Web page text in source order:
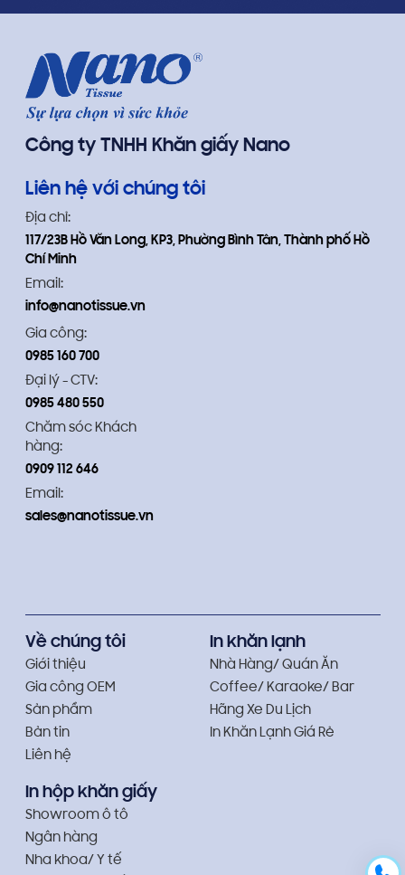
Công ty TNHH Khăn giấy Nano
Liên hệ với chúng tôi
Địa chỉ:
117/23B Hồ Văn Long, KP3, Phường Bình Tân, Thành phố Hồ
Chí Minh
Email:
info@nanotissue.vn
Gia công:
0985 160 700
Đại lý - CTV:
0985 480 550
Chăm sóc Khách
hàng:
0909 112 646
Email:
sales@nanotissue.vn
Về chúng tôi
Giới thiệu
Gia công OEM
Sản phẩm
Bản tin
Liên hệ
In khăn lạnh
Nhà Hàng/ Quán Ăn
Coffee/ Karaoke/ Bar
Hãng Xe Du Lịch
In Khăn Lạnh Giá Rẻ
In hộp khăn giấy
Showroom ô tô
Ngân hàng
Nha khoa/ Y tế